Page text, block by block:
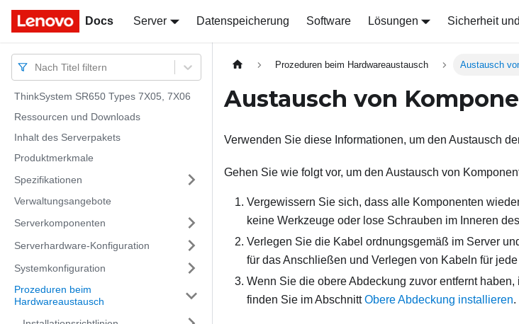
Docs Server Datenspeicherung Software Lösungen Sicherheit
Docs
Nach Titel filtern
ThinkSystem SR650 Types 7X05, 7X06
Ressourcen und Downloads
Inhalt des Serverpakets
Produktmerkmale
Spezifikationen
Verwaltungsangebote
Serverkomponenten
Serverhardware-Konfiguration
Systemkonfiguration
Prozeduren beim
Hardwareaustausch
Prozeduren beim Hardwareaustausch Austausch
Austausch von
Verwenden Sie diese Informationen, um den Austausch
Gehen Sie wie folgt vor, um den Austausch von
Vergewissern Sie sich, dass alle Komponenten
keine Werkzeuge oder lose Schrauben im Inneren
Verlegen Sie die Kabel ordnungsgemäß im Server
für das Anschließen und Verlegen von Kabeln für
Wenn Sie die obere Abdeckung zuvor entfernt
finden Sie im AbschnittObere Abdeckung installieren.